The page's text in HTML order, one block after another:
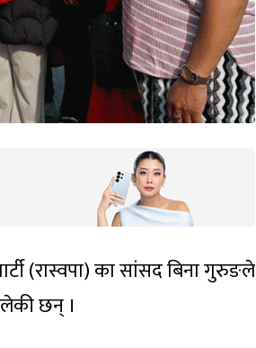
(रास्वपा) का सांसद बिना गुरुङले
छन् ।